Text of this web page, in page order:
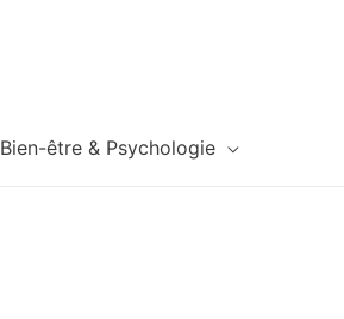
Bien-être & Psychologie